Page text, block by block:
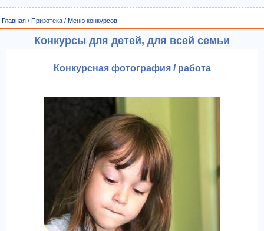
Главная / Призотека / Меню конкурсов
Конкурсы для детей, для всей семьи
Конкурсная фотография / работа